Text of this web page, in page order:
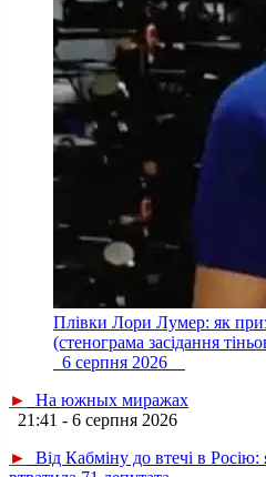
Плівки Лори Лумер: як
(стенограма засідання
6 серпня 2026
►
На южных миражах
21:41 - 6 серпня 2026
►
Від Кабміну до втечі в Росію: